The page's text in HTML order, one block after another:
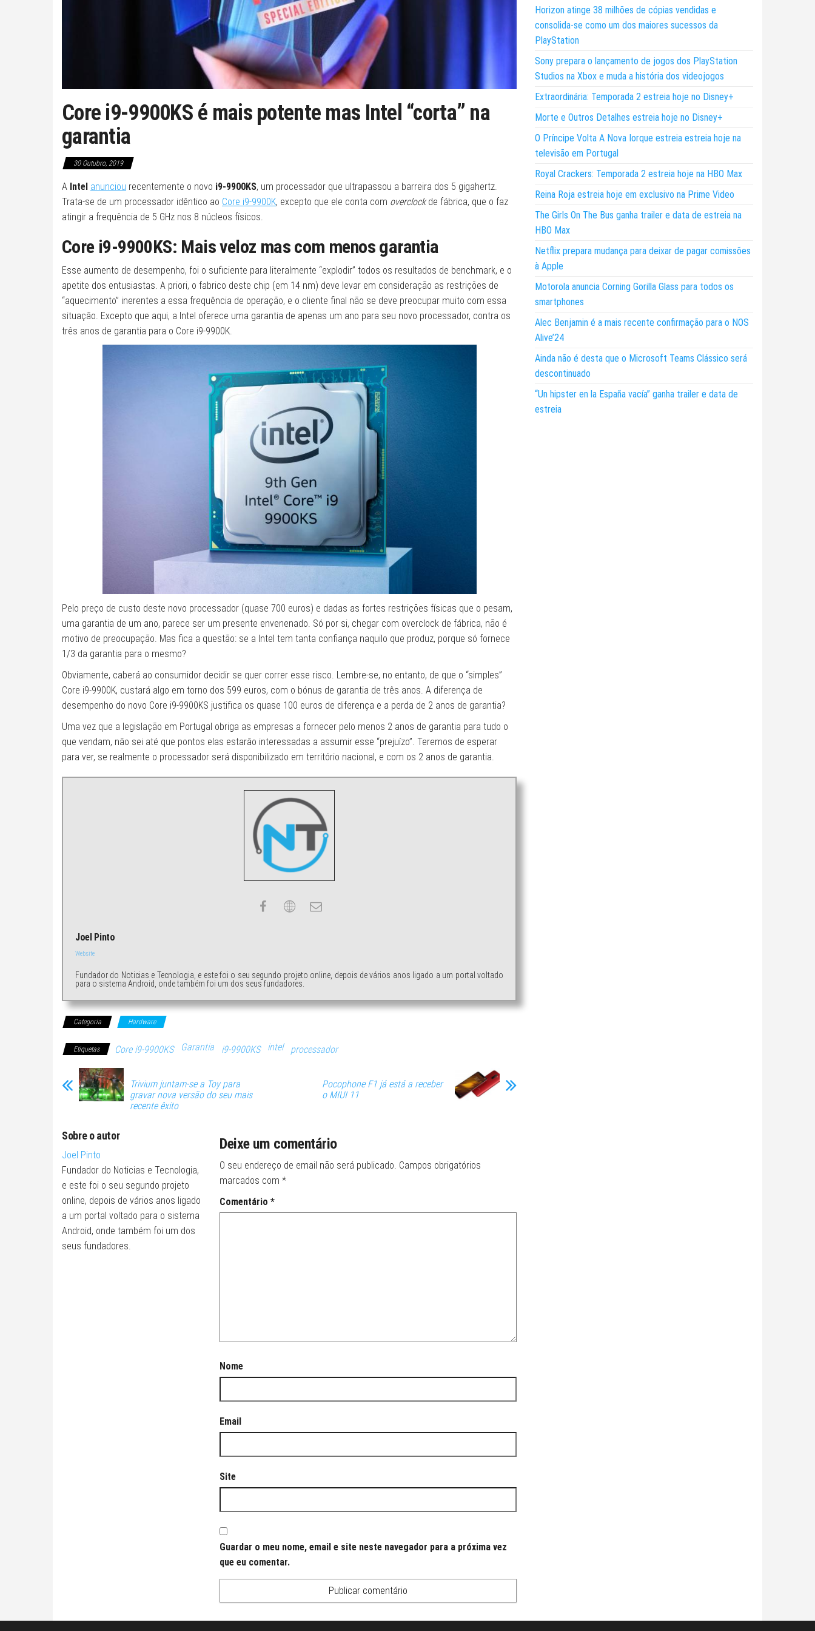
Core i9-9900KS é mais potente mas Intel “corta” na
garantia
30 Outubro, 2019
A Intel anunciou recentemente o novo i9-9900KS, um processador que ultrapassou a barreira dos 5 gigahertz.
Trata-se de um processador idêntico ao Core i9-9900K, excepto que ele conta com overclockde fábrica, que o faz
atingir a frequência de 5 GHz nos 8 núcleos físicos.
Core i9-9900KS: Mais veloz mas com menos garantia
Esse aumento de desempenho, foi o suficiente para literalmente “explodir” todos os resultados de benchmark, e o
apetite dos entusiastas. A priori, o fabrico deste chip (em 14 nm) deve levar em consideração as restrições de
“aquecimento” inerentes a essa frequência de operação, e o cliente final não se deve preocupar muito com essa
situação. Excepto que aqui, a Intel oferece uma garantia de apenas um ano para seu novo processador, contra os
três anos de garantia para o Core i9-9900K.
Pelo preço de custo deste novo processador (quase 700 euros) e dadas as fortes restrições físicas que o pesam,
uma garantia de um ano, parece ser um presente envenenado. Só por si, chegar com overclock de fábrica, não é
motivo de preocupação. Mas fica a questão: se a Intel tem tanta confiança naquilo que produz, porque só fornece
1/3 da garantia para o mesmo?
Obviamente, caberá ao consumidor decidir se quer correr esse risco. Lembre-se, no entanto, de que o “simples”
Core i9-9900K, custará algo em torno dos 599 euros, com o bónus de garantia de três anos. A diferença de
desempenho do novo Core i9-9900KS justifica os quase 100 euros de diferença e a perda de 2 anos de garantia?
Uma vez que a legislação em Portugal obriga as empresas a fornecer pelo menos 2 anos de garantia para tudo o
que vendam, não sei até que pontos elas estarão interessadas a assumir esse “prejuízo”. Teremos de esperar
para ver, se realmente o processador será disponibilizado em território nacional, e com os 2 anos de garantia.
Joel Pinto
Website
Fundador do Noticias e Tecnologia, e este foi o seu segundo projeto online, depois de vários anos ligado a um portal voltado
para o sistema Android, onde também foi um dos seus fundadores.
Categoria Hardware
Etiquetas Core i9-9900KS Garantia i9-9900KS intel processador
Trivium juntam-se a Toy para
gravar nova versão do seu mais
recente êxito
Pocophone F1 já está a receber
o MIUI 11
Sobre o autor
Joel Pinto
Fundador do Noticias e Tecnologia,
e este foi o seu segundo projeto
online, depois de vários anos ligado
a um portal voltado para o sistema
Android, onde também foi um dos
seus fundadores.
Deixe um comentário
O seu endereço de email não será publicado. Campos obrigatórios
marcados com *
Comentário *
Nome
Email
Site
Guardar o meu nome, email e site neste navegador para a próxima vez
que eu comentar.
Horizon atinge 38 milhões de cópias vendidas e
consolida-se como um dos maiores sucessos da
PlayStation
Sony prepara o lançamento de jogos dos PlayStation
Studios na Xbox e muda a história dos videojogos
Extraordinária: Temporada 2 estreia hoje no Disney+
Morte e Outros Detalhes estreia hoje no Disney+
O Príncipe Volta A Nova Iorque estreia estreia hoje na
televisão em Portugal
Royal Crackers: Temporada 2 estreia hoje na HBO Max
Reina Roja estreia hoje em exclusivo na Prime Video
The Girls On The Bus ganha trailer e data de estreia na
HBO Max
Netflix prepara mudança para deixar de pagar comissões
à Apple
Motorola anuncia Corning Gorilla Glass para todos os
smartphones
Alec Benjamin é a mais recente confirmação para o NOS
Alive’24
Ainda não é desta que o Microsoft Teams Clássico será
descontinuado
“Un hipster en la España vacía” ganha trailer e data de
estreia